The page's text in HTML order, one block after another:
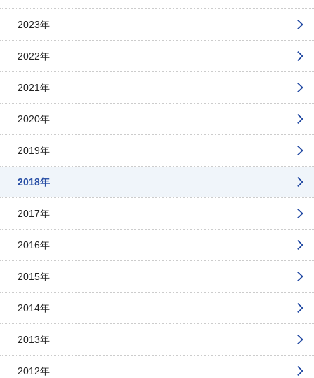
2023年
2022年
2021年
2020年
2019年
2018年
2017年
2016年
2015年
2014年
2013年
2012年